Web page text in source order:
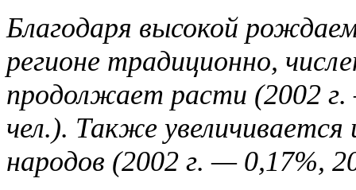
Благодаря высокой
регионе традиционно,
продолжает расти (2002
чел.). Также увеличивается
народов (2002 г. — 0,17%,